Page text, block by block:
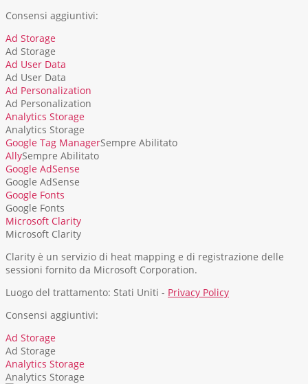
Consensi aggiuntivi:
Ad Storage
Ad Storage
Ad User Data
Ad User Data
Ad Personalization
Ad Personalization
Analytics Storage
Analytics Storage
Google Tag ManagerSempre Abilitato
AllySempre Abilitato
Google AdSense
Google AdSense
Google Fonts
Google Fonts
Microsoft Clarity
Microsoft Clarity
Clarity è un servizio di heat mapping e di registrazione delle
sessioni fornito da Microsoft Corporation.
Luogo del trattamento: Stati Uniti - Privacy Policy
Consensi aggiuntivi:
Ad Storage
Ad Storage
Analytics Storage
Analytics Storage